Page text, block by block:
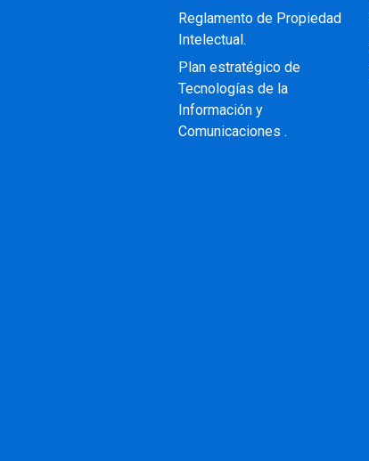
Reglamento de Propiedad
Intelectual.
Plan estratégico de
Tecnologías de la
Información y
Comunicaciones .